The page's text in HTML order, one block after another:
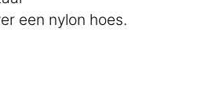
een nylon hoes.